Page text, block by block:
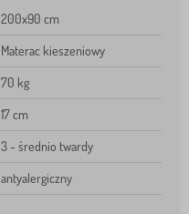
200x90 cm
Materac kieszeniowy
70 kg
17 cm
3 - średnio twardy
antyalergiczny